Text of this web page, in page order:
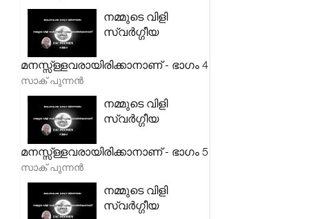
നമ്മുടെ വിളി
സ്വർഗ്ഗീയ
മനസ്സ്ള്ളവരായിരിക്കാനാണ് - ഭാഗം 4
സാക് പുന്നൻ
നമ്മുടെ വിളി
സ്വർഗ്ഗീയ
മനസ്സ്ള്ളവരായിരിക്കാനാണ് - ഭാഗം 5
സാക് പുന്നൻ
നമ്മുടെ വിളി
സ്വർഗ്ഗീയ